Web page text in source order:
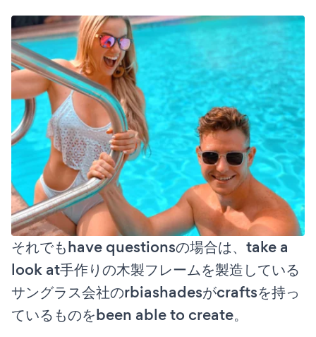
それでもhave questionsの場合は、take a
look at手作りの木製フレームを製造している
サングラス会社のrbiashadesがcraftsを持っ
ているものをbeen able to create。